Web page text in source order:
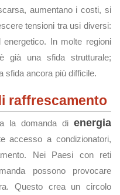
aumentano i costi, si
tensioni tra usi diversi:
In molte regioni
già una sfida strutturale;
sfida ancora più difficile.
raffrescamento
la domanda di energia
accesso a condizionatori,
Nei Paesi con reti
possono provocare
Questo crea un circolo